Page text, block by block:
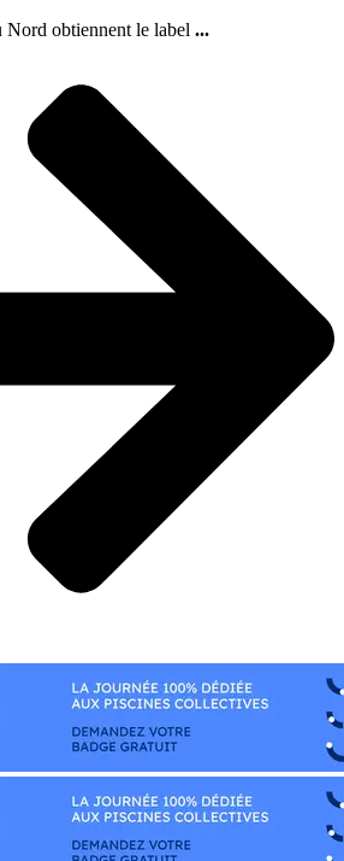
Nord obtiennent le label ...